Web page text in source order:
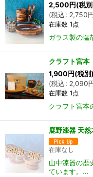
2,500円(税
(税込: 2,750
在庫数 1点
ガラス製の塩
クラフト宮
1,900円(税別)
(税込: 2,090
在庫数 1点
クラフト宮
鹿野漆器 天
在庫なし
山中漆器の歴
ています。…